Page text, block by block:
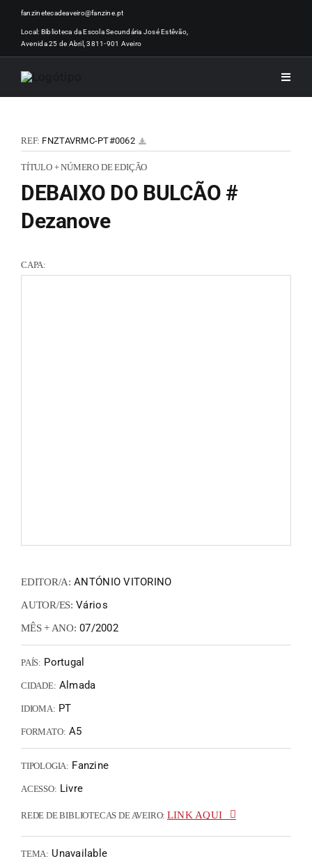
Skip
content
fanzinetecadeaveiro@fanzine.pt
Local: Biblioteca da Escola Secundária José Estêvão,
Avenida 25 de Abril, 3811-901 Aveiro
Toggle
REF: FNZTAVRMC-PT#0062
TÍTULO + NÚMERO DE EDIÇÃO
DEBAIXO DO BULCÃO #
Dezanove
CAPA:
EDITOR/A: ANTÓNIO VITORINO
AUTOR/ES: Vários
MÊS + ANO: 07/2002
PAÍS: Portugal
CIDADE: Almada
IDIOMA: PT
FORMATO: A5
TIPOLOGIA: Fanzine
ACESSO: Livre
REDE DE BIBLIOTECAS DE AVEIRO: LINK AQUI
TEMA: Unavailable